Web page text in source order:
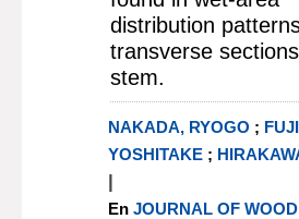
distribution
transverse
stem.
NAKADA, RYOGO ;
YOSHITAKE;
|
En JOURNAL OF